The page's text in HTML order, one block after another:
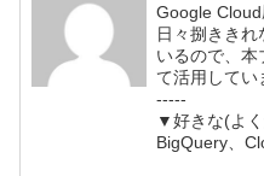
Google Cloud
日々捌きき
いるので、本
て活用してい
-----
▼好きな(よ
BigQuery、